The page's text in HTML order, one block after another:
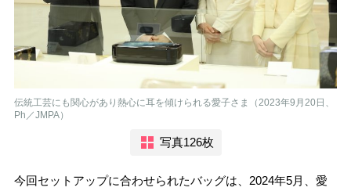
伝統工芸にも関心があり熱心に耳を傾けられる愛子さま（2023年9月20日、
Ph／JMPA）
写真126枚
今回セットアップに合わせられたバッグは、2024年5月、愛